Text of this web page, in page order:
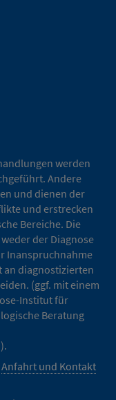
werden
Andere
und dienen der
und erstrecken
Bereiche. Die
der Diagnose
Inanspruchnahme
an diagnostizierten
(ggf. mit einem
Institut für
Beratung
Anfahrt und Kontakt